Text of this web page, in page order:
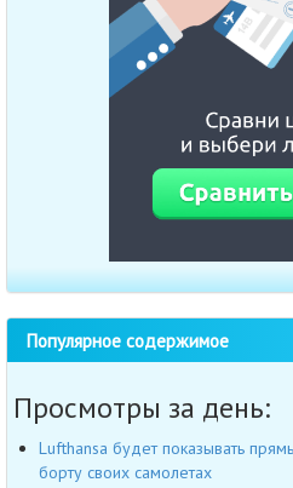
Популярное содержимое
Просмотры за день:
Lufthansa будет показывать
борту своих самолетах